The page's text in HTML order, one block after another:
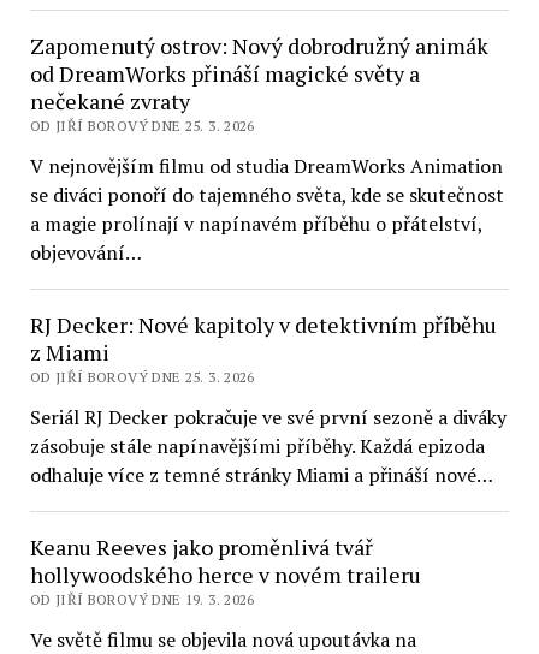
Zapomenutý ostrov: Nový dobrodružný animák
od DreamWorks přináší magické světy a
nečekané zvraty
OD JIŘÍ BOROVÝ DNE 25. 3. 2026
V nejnovějším filmu od studia DreamWorks Animation
se diváci ponoří do tajemného světa, kde se skutečnost
a magie prolínají v napínavém příběhu o přátelství,
objevování…
RJ Decker: Nové kapitoly v detektivním příběhu
z Miami
OD JIŘÍ BOROVÝ DNE 25. 3. 2026
Seriál RJ Decker pokračuje ve své první sezoně a diváky
zásobuje stále napínavějšími příběhy. Každá epizoda
odhaluje více z temné stránky Miami a přináší nové…
Keanu Reeves jako proměnlivá tvář
hollywoodského herce v novém traileru
OD JIŘÍ BOROVÝ DNE 19. 3. 2026
Ve světě filmu se objevila nová upoutávka na